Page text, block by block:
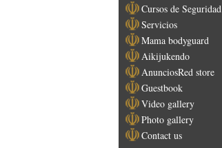
Cursos de Seguridad
Servicios
Mama bodyguard
Aikijukendo
AnunciosRed store
Guestbook
Video gallery
Photo gallery
Contact us